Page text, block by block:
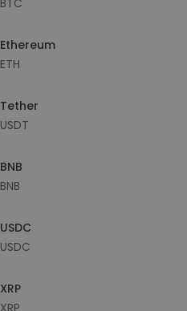
Ethereum
ETH
Tether
USDT
BNB
BNB
USDC
USDC
XRP
XRP